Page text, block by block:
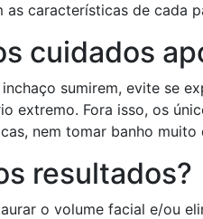
características de cada
cuidados
sumirem, evite se
extremo. Fora isso, os
nem tomar banho muito
resultados?
o volume facial e/ou